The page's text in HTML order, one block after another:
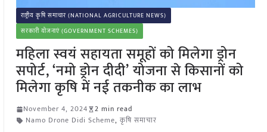
राष्ट्रीय कृषि समाचार (NATIONAL AGRICULTURE NEWS)
सरकारी योजनाएं (GOVERNMENT SCHEMES)
महिला स्वयं सहायता समूहों को मिलेगा ड्रोन
सपोर्ट, ‘नमो ड्रोन दीदी’ योजना से किसानों को
मिलेगा कृषि में नई तकनीक का लाभ
November 4, 2024
2 min read
Namo Drone Didi Scheme, कृषि समाचार